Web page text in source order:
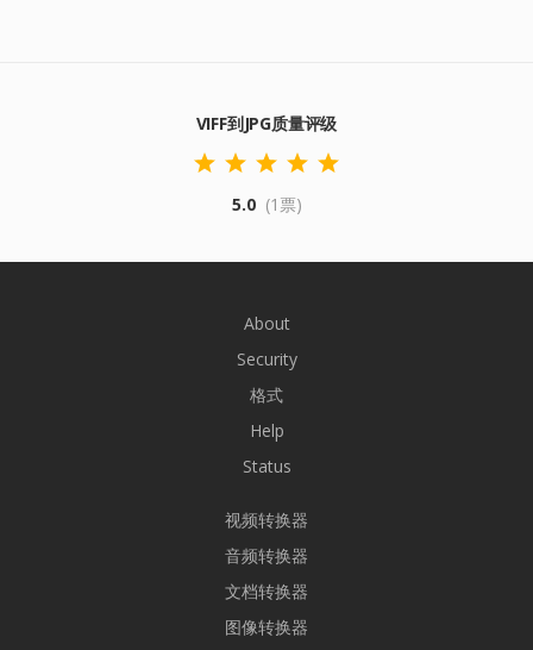
VIFF到JPG质量评级
5.0 (1票)
About
Security
格式
Help
Status
视频转换器
音频转换器
文档转换器
图像转换器